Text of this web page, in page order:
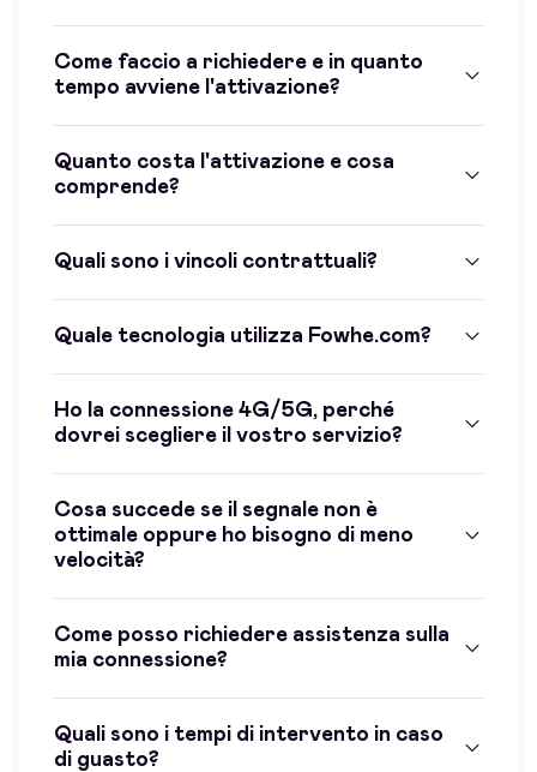
Come faccio a richiedere e in quanto
tempo avviene l'attivazione?
Quanto costa l'attivazione e cosa
comprende?
Quali sono i vincoli contrattuali?
Quale tecnologia utilizza Fowhe.com?
Ho la connessione 4G/5G, perché
dovrei scegliere il vostro servizio?
Cosa succede se il segnale non è
ottimale oppure ho bisogno di meno
velocità?
Come posso richiedere assistenza sulla
mia connessione?
Quali sono i tempi di intervento in caso
di guasto?